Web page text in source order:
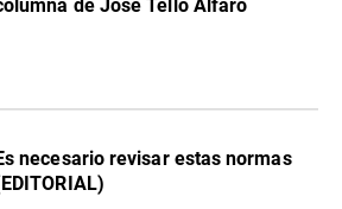
de José Tello Alfaro
necesario revisar estas normas